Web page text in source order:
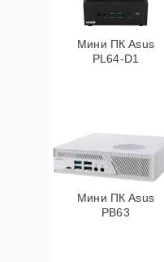
Мини ПК Asus
PL64-D1
Мини ПК Asus
PB63